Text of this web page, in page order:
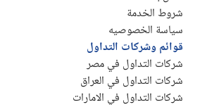
شروط الخدمة
سياسة الخصوصيه
قوائم وشركات التداول
شركات التداول في مصر
شركات التداول في العراق
شركات التداول في الامارات